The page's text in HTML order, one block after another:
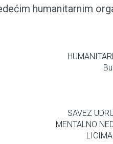
humanitarnim
SAVEZ
MENTALNO